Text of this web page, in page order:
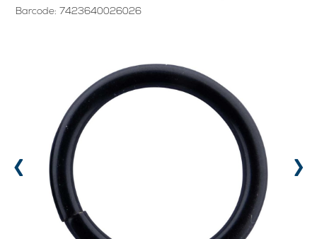
Barcode: 7423640026026
‹ ›